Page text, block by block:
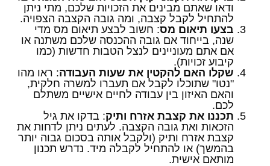
ודאו שאתם מבינים את הזכויות שלכם, מתי ניתן
להתחיל לקבל קצבה, ומה גובה הקצבה הצפויה.
בצעו תיאום מס: חשוב לבצע תיאום מס מדי
שנה, בייחוד אם גובה ההכנסה שלכם משתנה או
אם אתם מעוניינים לנצל הטבות חדשות (כמו
קיבוע זכויות).
שקלו האם להקטין את שעות העבודה: ראו מהו
"נטו" שתוכלו לקבל אם תעברו למשרה חלקית,
והאם האיזון בין עבודה לחיים אישיים משתלם
לכם.
תכננו את קצבת אזרח ותיק: בדקו את גיל
הזכאות ואת גובה הקצבה. לעתים ניתן לדחות את
קצבת אזרח ותיק (ולקבל אותה בסכום גבוה יותר
בהמשך) או להתחיל לקבלה מיד. נדרש תכנון
מותאם אישית.